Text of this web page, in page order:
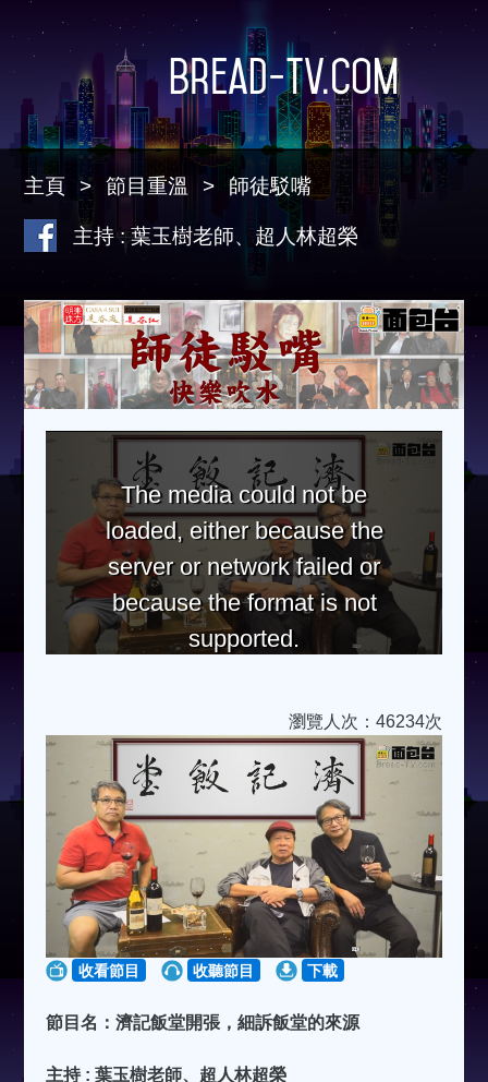
Bread-TV.com
主頁 節目重溫 師徒駁嘴
主持 : 葉玉樹老師、超人林超榮
The media could not be
loaded, either because the
server or network failed or
because the format is not
supported.
瀏覽人次：46234次
收看節目 收聽節目 下載
節目名：濟記飯堂開張，細訴飯堂的來源
主持 : 葉玉樹老師、超人林超榮